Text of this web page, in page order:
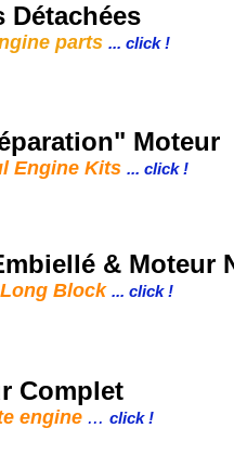
Détachées
parts ... click !
Moteur
Engine Kits ... click !
& Moteur
Block ... click !
Complet
engine ... click !